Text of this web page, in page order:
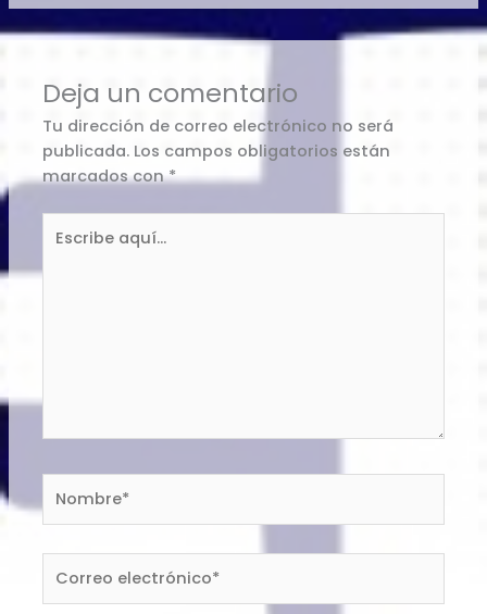
Deja un comentario
Tu dirección de correo electrónico no será
publicada. Los campos obligatorios están
marcados con*
aquí...
electrónico*